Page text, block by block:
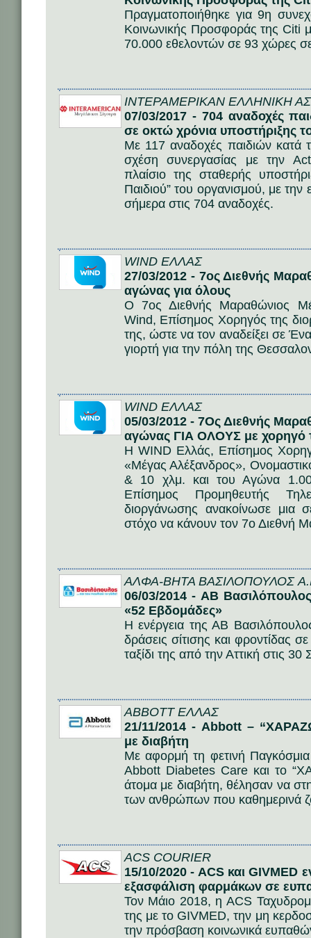
Πραγματοποιήθηκε για 9η
Κοινωνικής Προσφοράς της Citi
70.000 εθελοντών σε 93 χώρες
ΙΝΤΕΡΑΜΕΡΙΚΑΝ ΕΛΛΗΝΙΚΗ
07/03/2017 - 704 αναδοχές
σε οκτώ χρόνια υποστήριξης
Με 117 αναδοχές παιδιών κατά
σχέση συνεργασίας με την
πλαίσιο της σταθερής
Παιδιού” του οργανισμού, με
σήμερα στις 704 αναδοχές.
WIND ΕΛΛΑΣ
27/03/2012 - 7ος Διεθνής
αγώνας για όλους
Ο 7ος Διεθνής Μαραθώνιος
Wind, Επίσημος Χορηγός της
της, ώστε να τον αναδείξει σε
γιορτή για την πόλη της
WIND ΕΛΛΑΣ
05/03/2012 - 7Ος Διεθνής
αγώνας ΓΙΑ ΟΛΟΥΣ με χορηγό
Η WIND Ελλάς, Επίσημος
«Μέγας Αλέξανδρος»,
& 10 χλμ. και του Αγώνα
Επίσημος Προμηθευτής
διοργάνωσης ανακοίνωσε μια
στόχο να κάνουν τον 7ο Διεθνή
ΑΛΦΑ-ΒΗΤΑ ΒΑΣΙΛΟΠΟΥΛΟΣ
06/03/2014 - AB
«52 Εβδομάδες»
Η ενέργεια της ΑΒ
δράσεις σίτισης και φροντίδας
ταξίδι της από την Αττική στις
ABBOTT ΕΛΛΑΣ
21/11/2014 - Abbott –
με διαβήτη
Με αφορμή τη φετινή
Abbott Diabetes Care και το
άτομα με διαβήτη, θέλησαν να
των ανθρώπων που καθημερινά
ACS COURIER
15/10/2020 - ACS και GIVMED
εξασφάλιση φαρμάκων σε
Τον Μάιο 2018, η ACS
της με το GIVMED, την μη
την πρόσβαση κοινωνικά